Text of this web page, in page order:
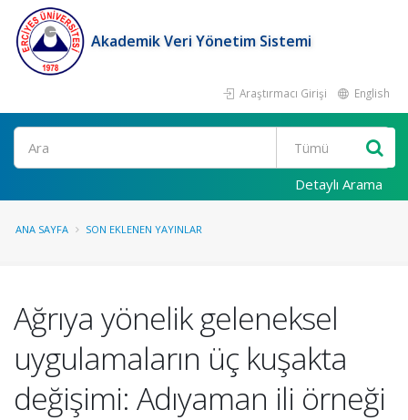
Akademik Veri Yönetim Sistemi
Araştırmacı Girişi English
Ara
Detaylı Arama
ANA SAYFA SON EKLENEN YAYINLAR
Ağrıya yönelik geleneksel
uygulamaların üç kuşakta
değişimi: Adıyaman ili örneği